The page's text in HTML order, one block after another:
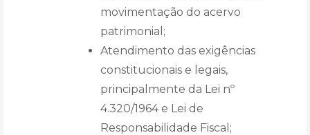
movimentação do acervo
patrimonial;
Atendimento das exigências
constitucionais e legais,
principalmente da Lei nº
4.320/1964 e Lei de
Responsabilidade Fiscal;